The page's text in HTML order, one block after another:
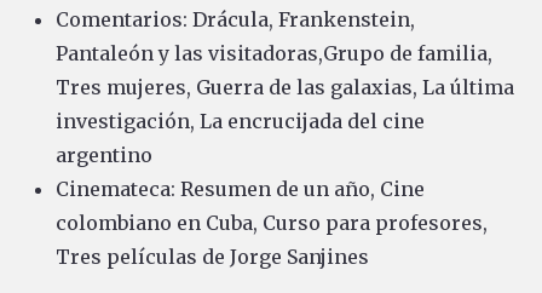
Comentarios: Drácula, Frankenstein,
Pantaleón y las visitadoras,Grupo de familia,
Tres mujeres, Guerra de las galaxias, La última
investigación, La encrucijada del cine
argentino
Cinemateca: Resumen de un año, Cine
colombiano en Cuba, Curso para profesores,
Tres películas de Jorge Sanjines